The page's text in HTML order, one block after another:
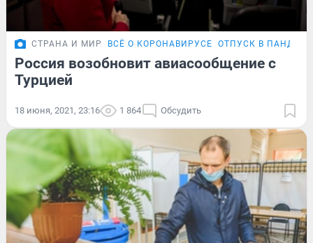
СТРАНА И МИР ВСЁ О КОРОНАВИРУСЕ ОТПУСК В
Россия возобновит авиасообщение с
Турцией
18 июня, 2021, 23:16 1 864 Обсудить